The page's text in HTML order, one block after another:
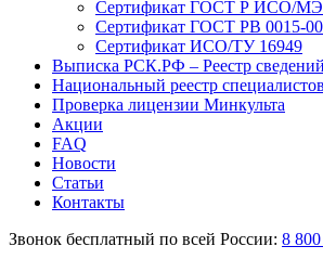
Сертификат ГОСТ Р ИСО/
Сертификат ГОСТ РВ 0015-
Сертификат ИСО/ТУ 16949
Выписка РСК.РФ – Реестр
Национальный реестр
Проверка лицензии Минкульта
Акции
FAQ
Новости
Статьи
Контакты
Звонок бесплатный по всей России: 8